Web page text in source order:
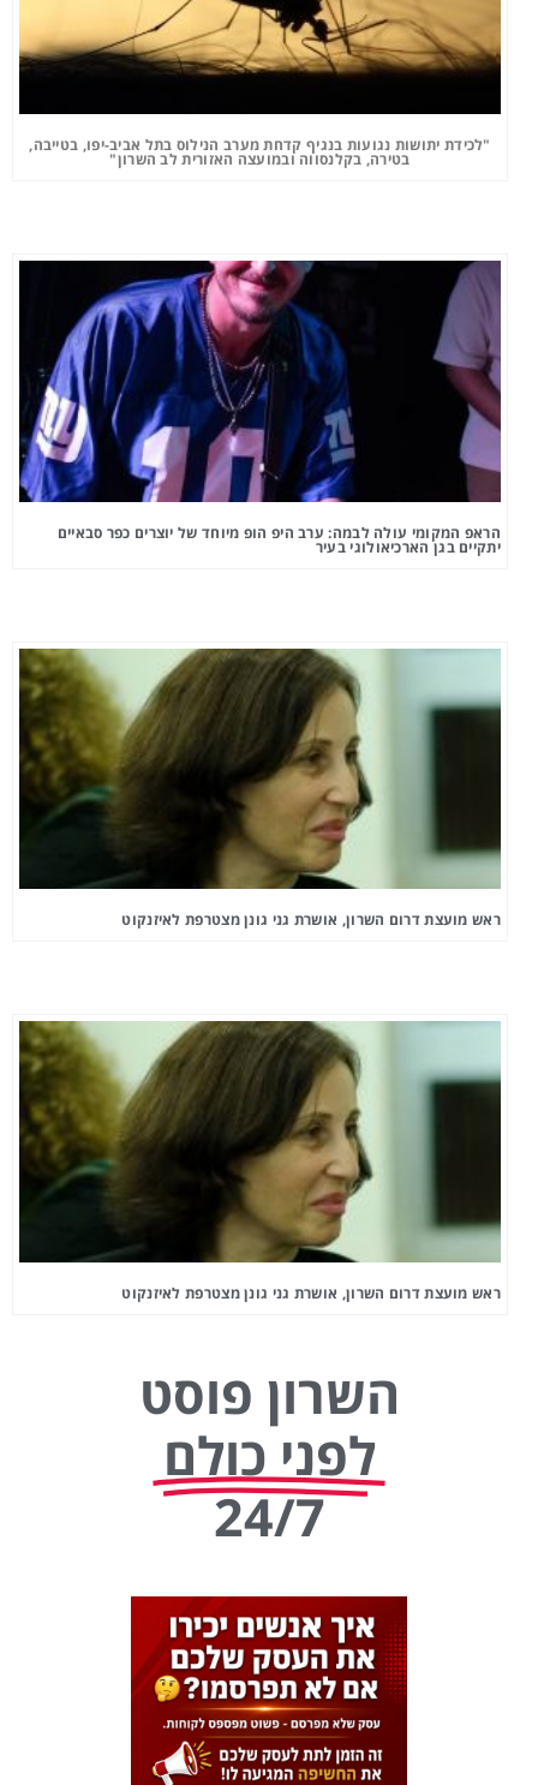
"לכידת יתושות נגועות בנגיף קדחת מערב הנילוס בתל אביב-יפו, בטייבה,
בטירה, בקלנסווה ובמועצה האזורית לב השרון"
הראפ המקומי עולה לבמה: ערב היפ הופ מיוחד של יוצרים כפר סבאיים
יתקיים בגן הארכיאולוגי בעיר
ראש מועצת דרום השרון, אושרת גני גונן מצטרפת לאיזנקוט
ראש מועצת דרום השרון, אושרת גני גונן מצטרפת לאיזנקוט
השרון פוסט
לפני כולם
24/7